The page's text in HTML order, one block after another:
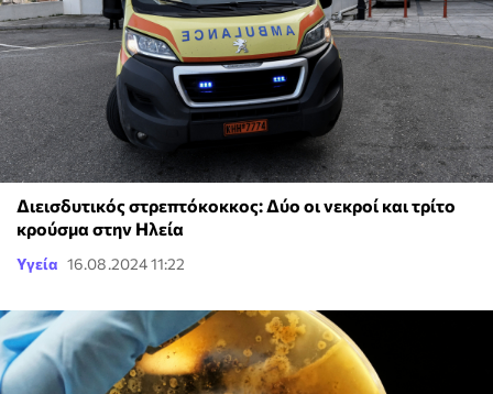
Διεισδυτικός στρεπτόκοκκος: Δύο οι νεκροί και τρίτο
κρούσμα στην Ηλεία
Υγεία 16.08.2024 11:22